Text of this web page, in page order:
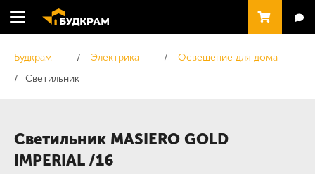
Будкрам Электрика
Освещение для дома
Светильник
Светильник MASIERO GOLD
IMPERIAL /16